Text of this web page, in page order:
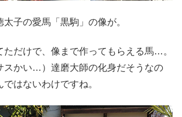
子の愛馬「黒駒」の像が。
ただけで、像まで作ってもらえる馬…。
スかい…）達磨大師の化身だそうなの
はないわけですね。